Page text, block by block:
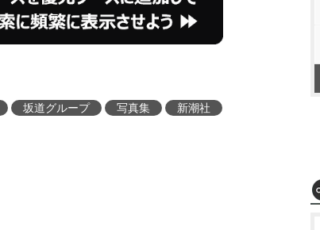
坂道グループ 写真集
新潮社